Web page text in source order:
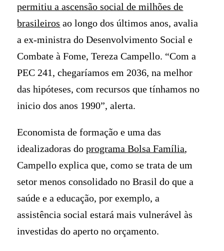
permitiu a ascensão social de milhões de
brasileiros ao longo dos últimos anos, avalia
a ex-ministra do Desenvolvimento Social e
Combate à Fome, Tereza Campello. “Com a
PEC 241, chegaríamos em 2036, na melhor
das hipóteses, com recursos que tínhamos no
inicio dos anos 1990”, alerta.
Economista de formação e uma das
idealizadoras doprograma Bolsa Família,
Campello explica que, como se trata de um
setor menos consolidado no Brasil do que a
saúde e a educação, por exemplo, a
assistência social estará mais vulnerável às
investidas do aperto no orçamento.